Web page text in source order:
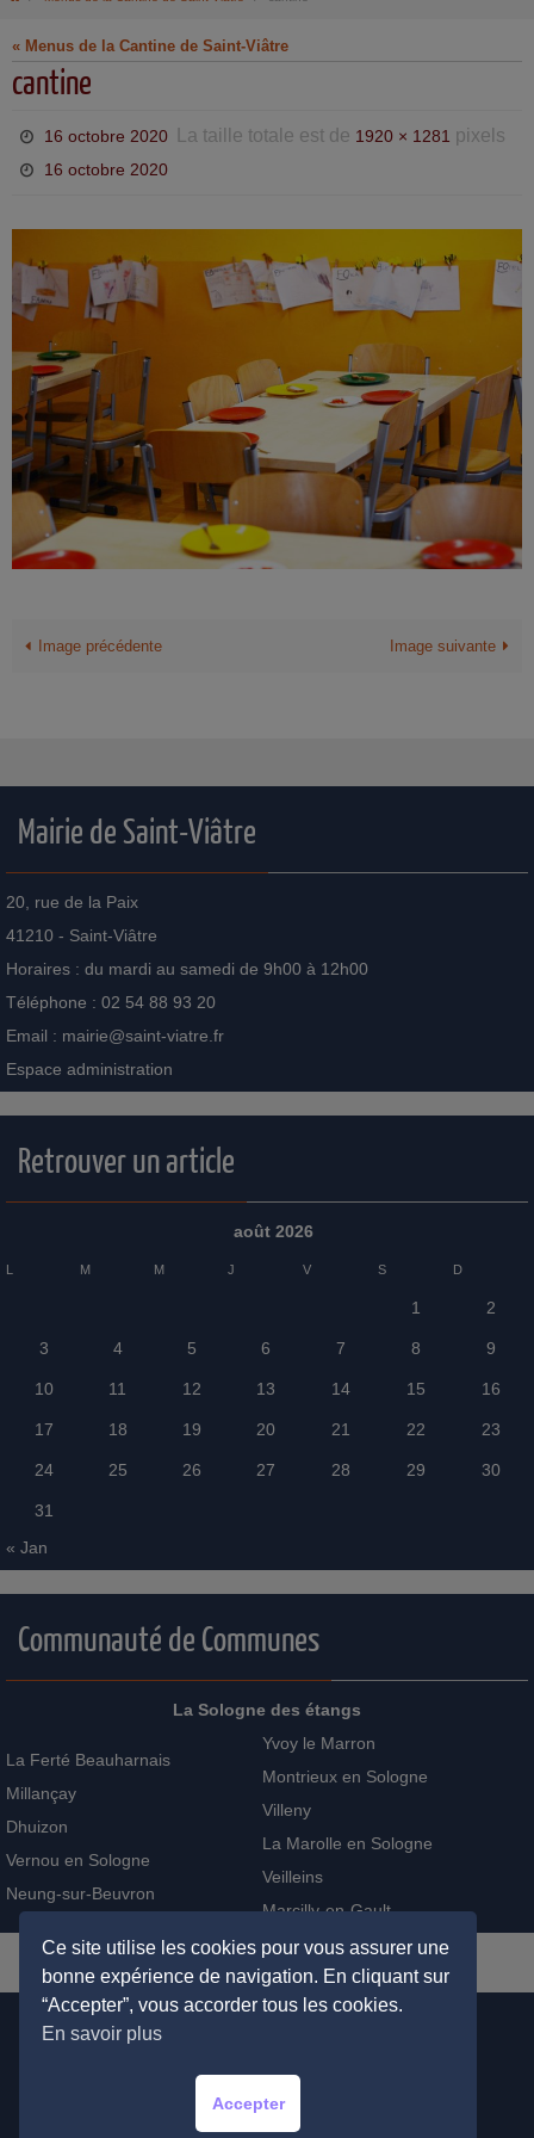
« Menus de la Cantine de Saint-Viâtre
cantine
16 octobre 2020 La taille totale est de 1920 × 1281 pixels
16 octobre 2020
Image précédente Image suivante
Mairie de Saint-Viâtre
20, rue de la Paix
41210 - Saint-Viâtre
Horaires : du mardi au samedi de 9h00 à 12h00
Téléphone : 02 54 88 93 20
Email : mairie@saint-viatre.fr
Espace administration
Retrouver un article
août 2026
M M J V S D
1 2
3 4 5 6 7 8 9
10 11 12 13 14 15 16
17 18 19 20 21 22 23
24 25 26 27 28 29 30
31
« Jan
Communauté de Communes
La Sologne des étangs
La Ferté Beauharnais
Millançay
Dhuizon
Vernou en Sologne
Neung-sur-Beuvron
Yvoy le Marron
Montrieux en Sologne
Villeny
La Marolle en Sologne
Veilleins
Marcilly-en-Gault
Ce site utilise les cookies pour vous assurer une
bonne expérience de navigation. En cliquant sur
“Accepter”, vous accorder tous les cookies.
En savoir plus
Accepter